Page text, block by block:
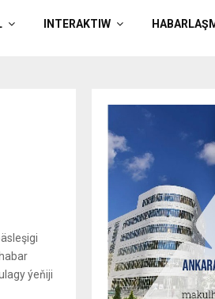
INTERAKTIW
ýeňiji